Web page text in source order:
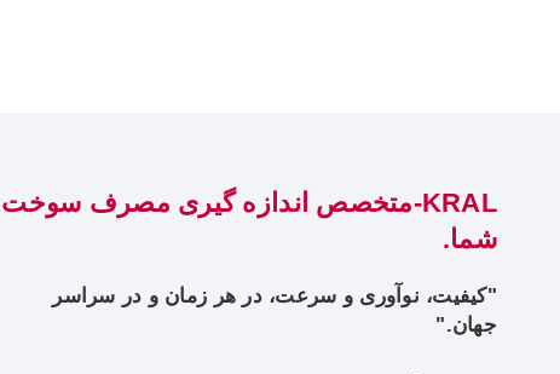
KRAL-متخصص اندازه گیری مصرف سوخت
شما.
"کیفیت، نوآوری و سرعت، در هر زمان و در سراسر
جهان."